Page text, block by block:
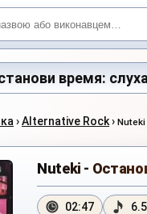
время:
›Alternative Rock›
Nuteki -
02:47